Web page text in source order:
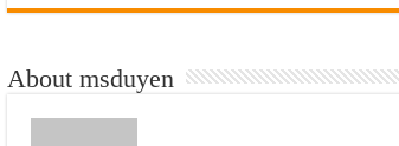
About msduyen